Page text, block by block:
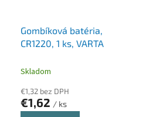
Gombíková batéria,
CR1220, 1 ks, VARTA
Skladom
€1,32 bez DPH
€1,62 / ks